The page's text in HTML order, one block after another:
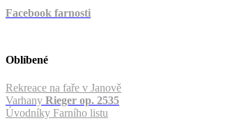
Facebook farnosti
Oblíbené
Rekreace na faře v Janově
Varhany Rieger op. 2535
Úvodníky Farního listu